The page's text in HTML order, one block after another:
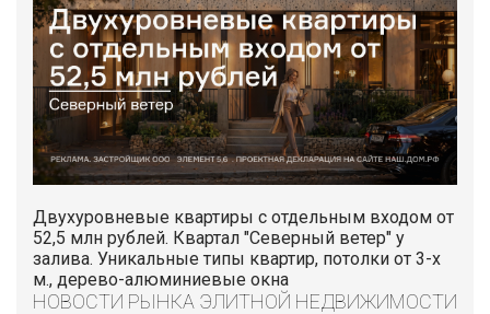
Двухуровневые квартиры с отдельным входом от
52,5 млн рублей. Квартал "Северный ветер" у
залива. Уникальные типы квартир, потолки от 3-х
м., дерево-алюминиевые окна
НОВОСТИ РЫНКА ЭЛИТНОЙ НЕДВИЖИМОСТИ